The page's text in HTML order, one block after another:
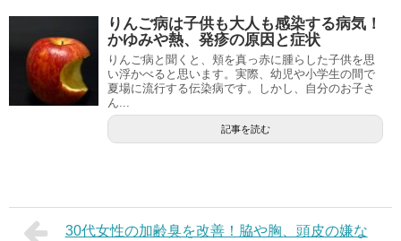
りんご病は子供も大人も感染する病気！
かゆみや熱、発疹の原因と症状
りんご病と聞くと、頬を真っ赤に腫らした子供を思
い浮かべると思います。実際、幼児や小学生の間で
夏場に流行する伝染病です。しかし、自分のお子さ
ん...
記事を読む
30代女性の加齢臭を改善！脇や胸、頭皮の嫌な